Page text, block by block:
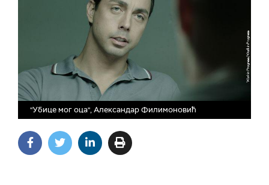
"Убице мог оца", Александар Филимоновић